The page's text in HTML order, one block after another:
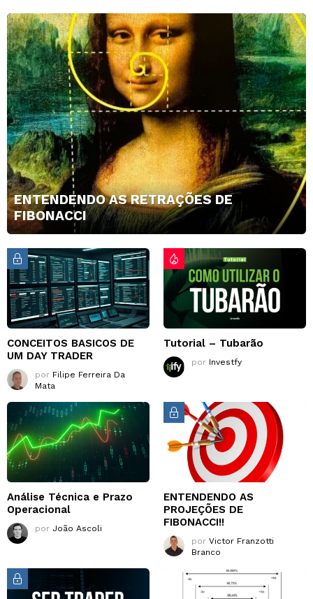
ENTENDENDO AS RETRAÇÕES DE
FIBONACCI
CONCEITOS BASICOS DE
UM DAY TRADER
por Filipe Ferreira Da
Mata
Tutorial – Tubarão
por Investfy
Análise Técnica e Prazo
Operacional
por João Ascoli
ENTENDENDO AS
PROJEÇÕES DE
FIBONACCI!!
por Victor Franzotti
Branco